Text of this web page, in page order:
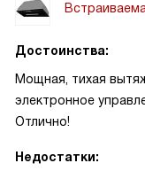
Достоинства:
Мощная, тихая
электронное
Отлично!
Недостатки: